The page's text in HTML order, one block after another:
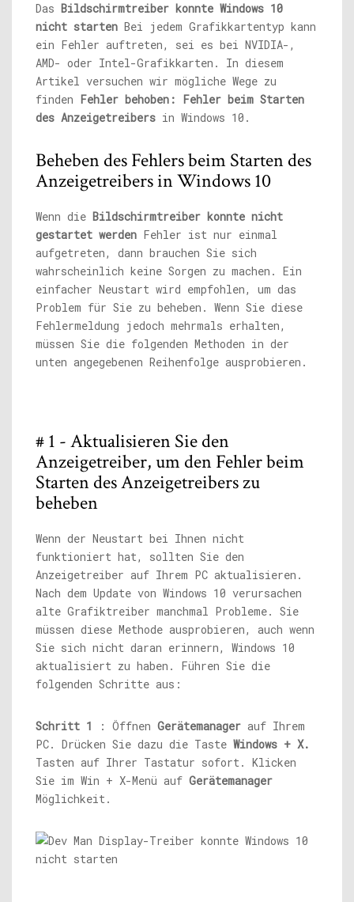
Das Bildschirmtreiber konnte Windows 10
nicht starten Bei jedem Grafikkartentyp kann
ein Fehler auftreten, sei es bei NVIDIA-,
AMD- oder Intel-Grafikkarten. In diesem
Artikel versuchen wir mögliche Wege zu
finden Fehler behoben: Fehler beim Starten
des Anzeigetreibers in Windows 10.
Beheben des Fehlers beim Starten des
Anzeigetreibers in Windows 10
Wenn die Bildschirmtreiber konnte nicht
gestartet werden Fehler ist nur einmal
aufgetreten, dann brauchen Sie sich
wahrscheinlich keine Sorgen zu machen. Ein
einfacher Neustart wird empfohlen, um das
Problem für Sie zu beheben. Wenn Sie diese
Fehlermeldung jedoch mehrmals erhalten,
müssen Sie die folgenden Methoden in der
unten angegebenen Reihenfolge ausprobieren.
# 1 - Aktualisieren Sie den
Anzeigetreiber, um den Fehler beim
Starten des Anzeigetreibers zu
beheben
Wenn der Neustart bei Ihnen nicht
funktioniert hat, sollten Sie den
Anzeigetreiber auf Ihrem PC aktualisieren.
Nach dem Update von Windows 10 verursachen
alte Grafiktreiber manchmal Probleme. Sie
müssen diese Methode ausprobieren, auch wenn
Sie sich nicht daran erinnern, Windows 10
aktualisiert zu haben. Führen Sie die
folgenden Schritte aus:
Schritt 1 : Öffnen Gerätemanager auf Ihrem
PC. Drücken Sie dazu die Taste Windows + X.
Tasten auf Ihrer Tastatur sofort. Klicken
Sie im Win + X-Menü auf Gerätemanager
Möglichkeit.